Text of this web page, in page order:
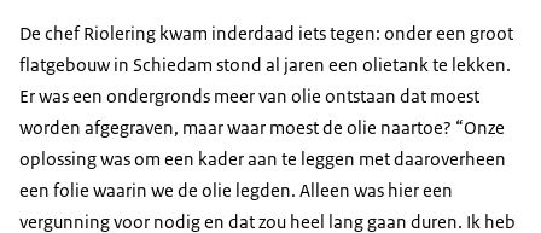
De chef Riolering kwam inderdaad iets tegen: onder een groot
flatgebouw in Schiedam stond al jaren een olietank te lekken.
Er was een ondergronds meer van olie ontstaan dat moest
worden afgegraven, maar waar moest de olie naartoe? “Onze
oplossing was om een kader aan te leggen met daaroverheen
een folie waarin we de olie legden. Alleen was hier een
vergunning voor nodig en dat zou heel lang gaan duren. Ik heb